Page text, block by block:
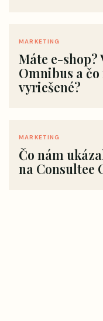
MARKETING
Máte e-shop?
Omnibus a
vyriešené?
MARKETING
Čo nám
na Consultee